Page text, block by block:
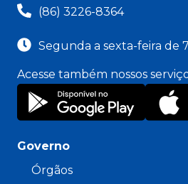
(86) 3226-8364
Segunda a sexta-feira de
Acesse também nossos
Governo
Órgãos